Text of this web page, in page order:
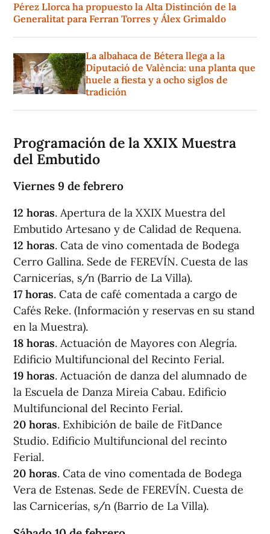
Pérez Llorca ha propuesto la Alta Distinción de la
Generalitat para Ferran Torres y Álex Grimaldo
La albahaca de Bétera llega a la
Diputació de València: una planta que
huele a fiesta y a ocho siglos de
tradición
Programación de la XXIX Muestra
del Embutido
Viernes 9 de febrero
12 horas. Apertura de la XXIX Muestra del
Embutido Artesano y de Calidad de Requena.
12 horas. Cata de vino comentada de Bodega
Cerro Gallina. Sede de FEREVÍN. Cuesta de las
Carnicerías, s/n (Barrio de La Villa).
17 horas. Cata de café comentada a cargo de
Cafés Reke. (Información y reservas en su stand
en la Muestra).
18 horas. Actuación de Mayores con Alegría.
Edificio Multifuncional del Recinto Ferial.
19 horas. Actuación de danza del alumnado de
la Escuela de Danza Mireia Cabau. Edificio
Multifuncional del Recinto Ferial.
20 horas. Exhibición de baile de FitDance
Studio. Edificio Multifuncional del recinto
Ferial.
20 horas. Cata de vino comentada de Bodega
Vera de Estenas. Sede de FEREVÍN. Cuesta de
las Carnicerías, s/n (Barrio de La Villa).